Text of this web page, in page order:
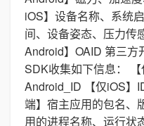
iOS】设备名称、系统
间、设备姿态、压力传
Android】OAID 第三
SDK收集如下信息： 【
Android_ID 【仅iOS】
端】宿主应用的包名、
用的进程名称、运行状